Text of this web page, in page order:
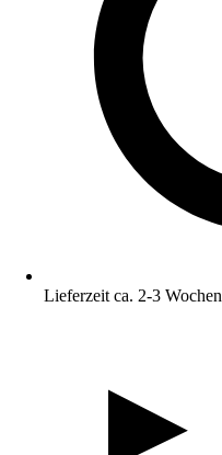
Lieferzeit ca. 2-3 Wochen